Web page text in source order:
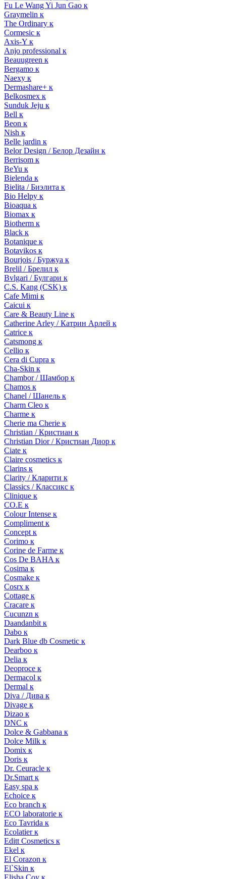
Fu Le Wang Yi Jun Gao к
Graymelin к
The Ordinary к
Cormesic к
Axis-Y к
Anjo professional к
Beauugreen к
Bergamo к
Naexy к
Dermashare+ к
Belkosmex к
Sunduk Jeju к
Bell к
Beon к
Nish к
Belle jardin к
Belor Design / Белор Дезайн к
Berrisom к
BeYu к
Bielenda к
Bielita / Биэлита к
Bio Helpy к
Bioaqua к
Biomax к
Biotherm к
Black к
Botanique к
Botavikos к
Bourjois / Буржуа к
Brelil / Брелил к
Bvlgari / Булгари к
C.S. Kang (CSK) к
Cafe Mimi к
Caicui к
Care & Beauty Line к
Catherine Arley / Катрин Арлей к
Catrice к
Catsmong к
Cellio к
Cera di Cupra к
Cha-Skin к
Chambor / Шамбор к
Chamos к
Chanel / Шанель к
Charm Cleo к
Charme к
Cherie ma Cherie к
Christian / Кристиан к
Christian Dior / Кристиан Диор к
Ciate к
Claire cosmetics к
Clarins к
Clarity / Кларити к
Classics / Классикс к
Clinique к
CO.E к
Colour Intense к
Compliment к
Concept к
Corimo к
Corine de Farme к
Cos De BAHA к
Cosima к
Cosmake к
Cosrx к
Cottage к
Cracare к
Cucunzn к
Daandanbit к
Dabo к
Dark Blue db Cosmetic к
Dearboo к
Delia к
Deoproce к
Dermacol к
Dermal к
Diva / Дива к
Divage к
Dizao к
DNC к
Dolce & Gabbana к
Dolce Milk к
Domix к
Doris к
Dr. Ceuracle к
Dr.Smart к
Easy spa к
Echoice к
Eco branch к
ECO laboratorie к
Eco Tavrida к
Ecolatier к
Editt Cosmetics к
Ekel к
El Corazon к
El`Skin к